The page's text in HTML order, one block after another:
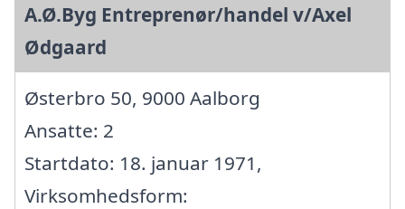
A.Ø.Byg Entreprenør/handel v/Axel
Ødgaard
Østerbro 50, 9000 Aalborg
Ansatte: 2
Startdato: 18. januar 1971,
Virksomhedsform: